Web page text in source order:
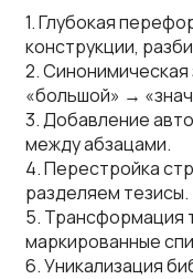
1. Глубокая
конструкции,
2.
«большой» →
3. Добавление
между абзацами.
4. Перестройка
разделяем тезисы.
5. Трансформация
маркированные
6. Уникализация